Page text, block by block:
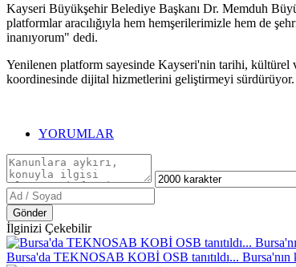
Kayseri Büyükşehir Belediye Başkanı Dr. Memduh
platformlar aracılığıyla hem hemşerilerimizle hem de
inanıyorum" dedi.
Yenilenen platform sayesinde Kayseri'nin tarihi,
koordinesinde dijital hizmetlerini geliştirmeyi sürdürüyor.
YORUMLAR
Gönder
İlginizi Çekebilir
Bursa'da TEKNOSAB KOBİ OSB tanıtıldı... Bursa'nın